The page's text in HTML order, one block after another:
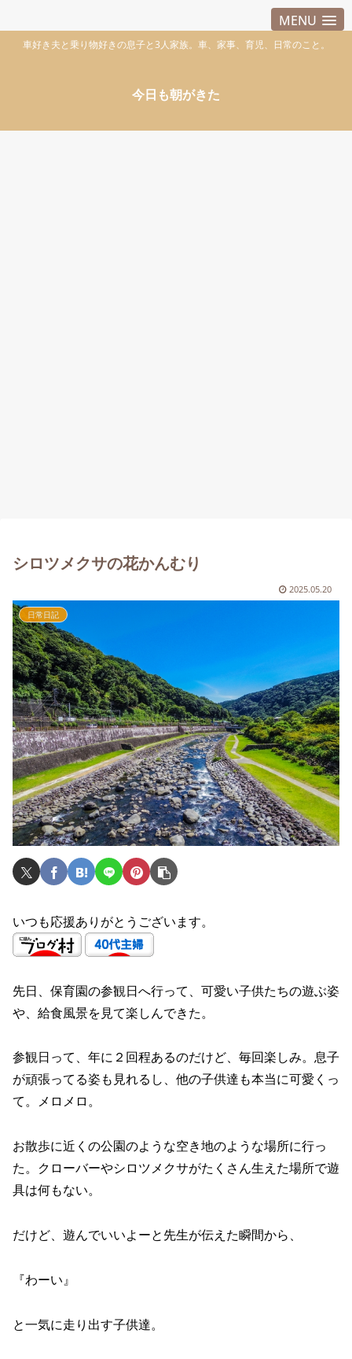
MENU
車好き夫と乗り物好きの息子と3人家族。車、家事、育児、日常のこと。
今日も朝がきた
シロツメクサの花かんむり
2025.05.20
日常日記
いつも応援ありがとうございます。
先日、保育園の参観日へ行って、可愛い子供たちの遊ぶ姿
や、給食風景を見て楽しんできた。
参観日って、年に２回程あるのだけど、毎回楽しみ。息子
が頑張ってる姿も見れるし、他の子供達も本当に可愛くっ
て。メロメロ。
お散歩に近くの公園のような空き地のような場所に行っ
た。クローバーやシロツメクサがたくさん生えた場所で遊
具は何もない。
だけど、遊んでいいよーと先生が伝えた瞬間から、
『わーい』
と一気に走り出す子供達。